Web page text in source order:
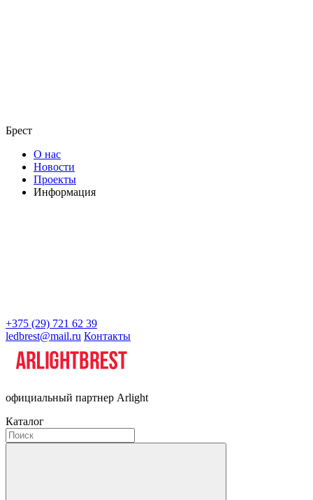
Брест
О нас
Новости
Проекты
Информация
+375 (29) 721 62 39
ledbrest@mail.ru Контакты
официальный партнер Arlight
Каталог